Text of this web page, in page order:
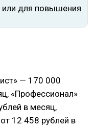
— 170 000
«Профессионал»
в месяц,
12 458 рублей в